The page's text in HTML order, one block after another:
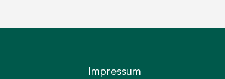
Impressum